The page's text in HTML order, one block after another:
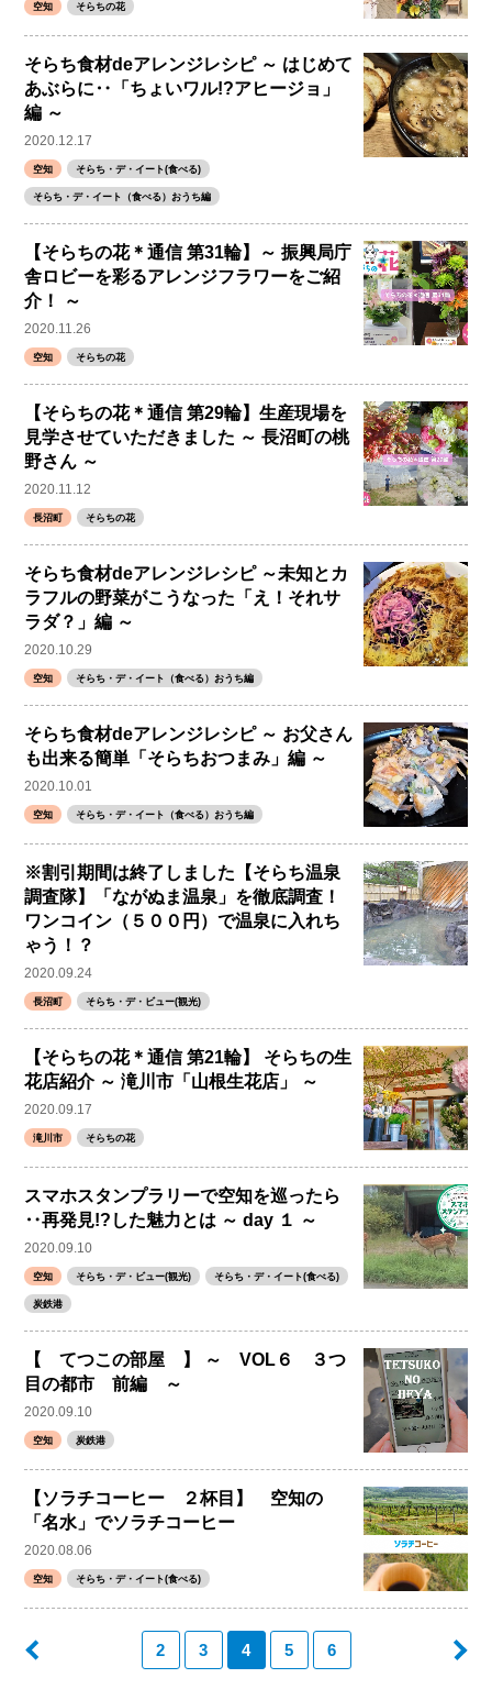
空知 そらちの花
そらち食材deアレンジレシピ ～ はじめて
あぶらに‥「ちょいワル!?アヒージョ」
編 ～
2020.12.17
空知 そらち・デ・イート(食べる)
そらち・デ・イート（食べる）おうち編
【そらちの花＊通信 第31輪】～ 振興局庁
舎ロビーを彩るアレンジフラワーをご紹
介！ ～
2020.11.26
空知 そらちの花
【そらちの花＊通信 第29輪】生産現場を
見学させていただきました ～ 長沼町の桃
野さん ～
2020.11.12
長沼町 そらちの花
そらち食材deアレンジレシピ ～未知とカ
ラフルの野菜がこうなった「え！それサ
ラダ？」編 ～
2020.10.29
空知 そらち・デ・イート（食べる）おうち編
そらち食材deアレンジレシピ ～ お父さん
も出来る簡単「そらちおつまみ」編 ～
2020.10.01
空知 そらち・デ・イート（食べる）おうち編
※割引期間は終了しました【そらち温泉
調査隊】「ながぬま温泉」を徹底調査！
ワンコイン（５００円）で温泉に入れち
ゃう！？
2020.09.24
長沼町 そらち・デ・ビュー(観光)
【そらちの花＊通信 第21輪】 そらちの生
花店紹介 ～ 滝川市「山根生花店」 ～
2020.09.17
滝川市 そらちの花
スマホスタンプラリーで空知を巡ったら
‥再発見!?した魅力とは ～ day １ ～
2020.09.10
空知 そらち・デ・ビュー(観光) そらち・デ・イート(食べる)
炭鉄港
【 てつこの部屋 】 ～ VOL６ ３つ
目の都市 前編 ～
2020.09.10
空知 炭鉄港
【ソラチコーヒー ２杯目】 空知の
「名水」でソラチコーヒー
2020.08.06
空知 そらち・デ・イート(食べる)
2 3 4 5 6